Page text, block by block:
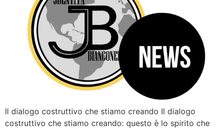
Il dialogo costruttivo che stiamo creando Il dialogo
costruttivo che stiamo creando: questo è lo spirito che